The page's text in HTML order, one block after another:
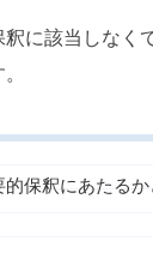
に該当しなく
保釈にあたる